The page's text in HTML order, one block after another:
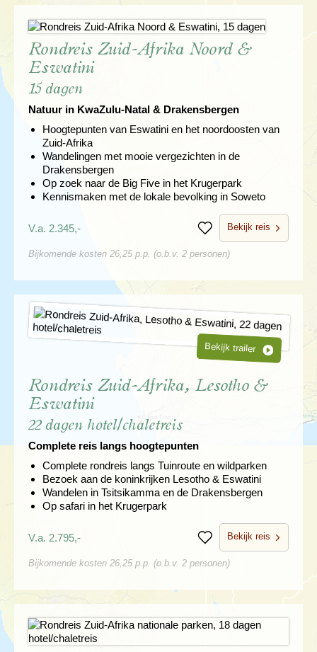
Rondreis Zuid-Afrika Noord &
Eswatini
15 dagen
Natuur in KwaZulu-Natal & Drakensbergen
Hoogtepunten van Eswatini en het noordoosten van
Zuid-Afrika
Wandelingen met mooie vergezichten in de
Drakensbergen
Op zoek naar de Big Five in het Krugerpark
Kennismaken met de lokale bevolking in Soweto
V.a. 2.345,- BewarenBekijk reis
Bijkomende kosten 26,25 p.p. (o.b.v. 2 personen)
Bekijk trailer
Rondreis Zuid-Afrika, Lesotho &
Eswatini
22 dagen hotel/chaletreis
Complete reis langs hoogtepunten
Complete rondreis langs Tuinroute en wildparken
Bezoek aan de koninkrijken Lesotho & Eswatini
Wandelen in Tsitsikamma en de Drakensbergen
Op safari in het Krugerpark
V.a. 2.795,- BewarenBekijk reis
Bijkomende kosten 26,25 p.p. (o.b.v. 2 personen)